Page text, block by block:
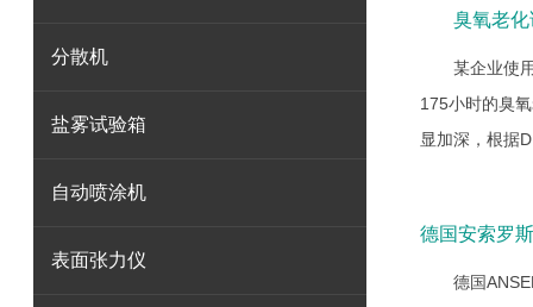
分散机
盐雾试验箱
自动喷涂机
表面张力仪
臭氧老
某企业使
175小时的臭
显加深，根据
德国安索罗
德国